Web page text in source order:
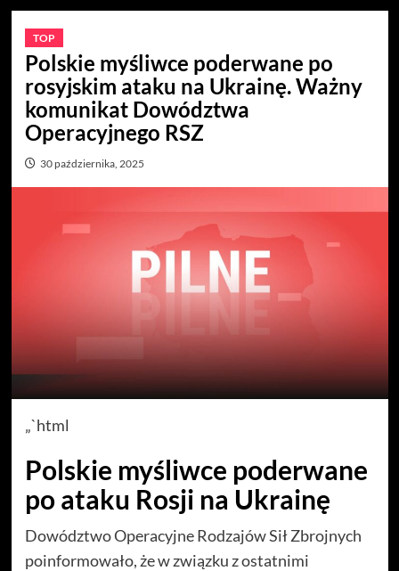
TOP
Polskie myśliwce poderwane po
rosyjskim ataku na Ukrainę. Ważny
komunikat Dowództwa
Operacyjnego RSZ
30 października, 2025
„`html
Polskie myśliwce poderwane
po ataku Rosji na Ukrainę
Dowództwo Operacyjne Rodzajów Sił Zbrojnych
poinformowało, że w związku z ostatnimi